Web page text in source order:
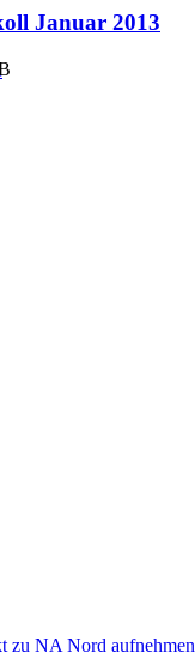
zu NA Nord aufnehmen
Januar 2013